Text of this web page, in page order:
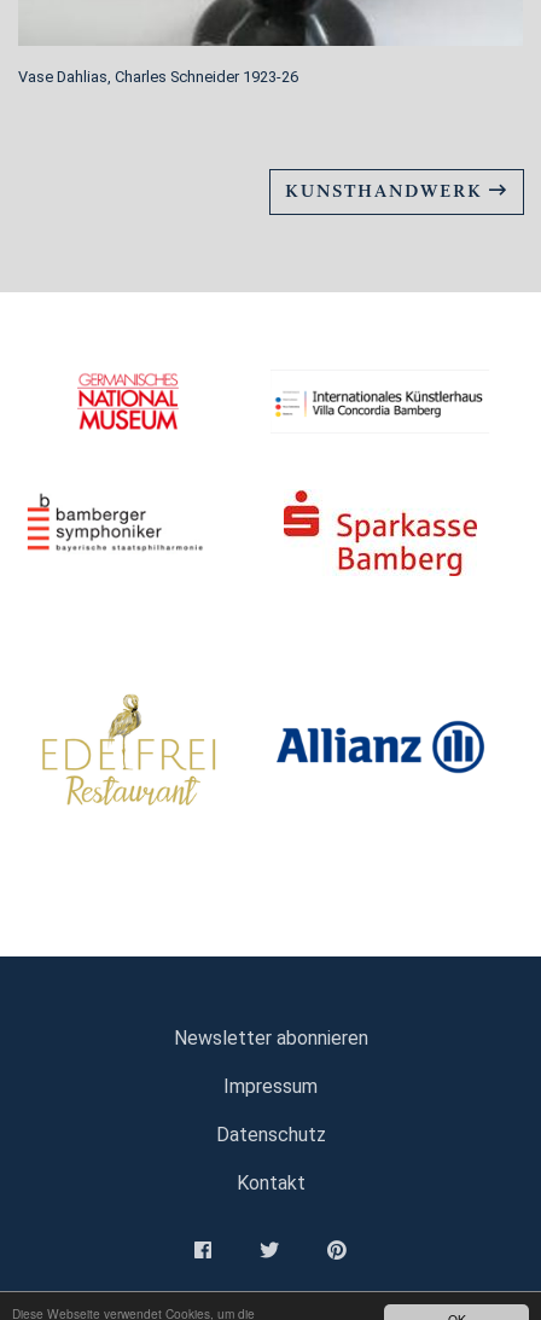
Diese Webseite verwendet Cookies, um die
Vase Dahlias, Charles Schneider 1923-26
KUNSTHANDWERK
Newsletter abonnieren
Impressum
Datenschutz
Kontakt